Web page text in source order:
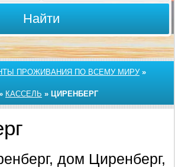
Найти
ПРОЖИВАНИЯ ПО ВСЕМУ МИРУ»
КАССЕЛЬ » ЦИРЕНБЕРГ
дом Циренберг,